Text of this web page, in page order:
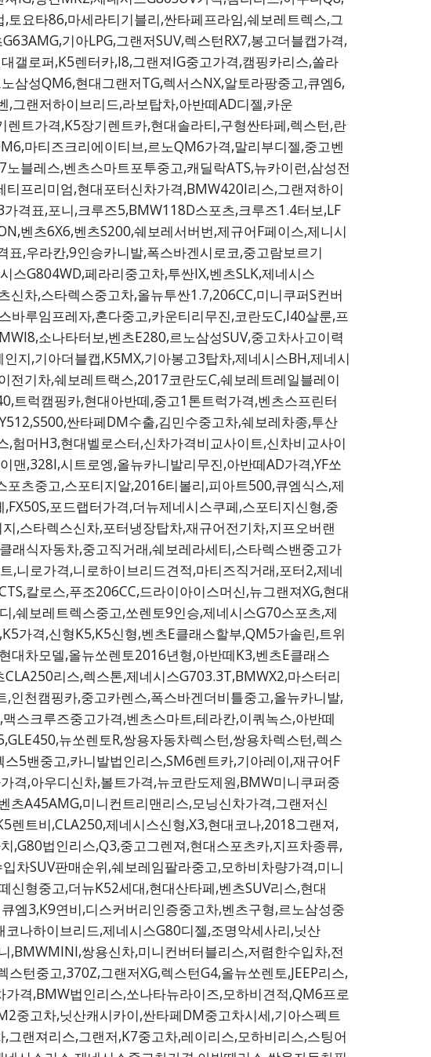
요타86,마세라티기블리,싼타페프라임,쉐보레트렉스,그
기아LPG,그랜저SUV,렉스턴RX7,봉고더블캡가격,
갤로퍼,K5렌터카,I8,그랜져IG중고가격,캠핑카리스,쏠라
삼성QM6,현대그랜저TG,렉서스NX,알토라팡중고,큐엠6,
그랜저하이브리드,라보탑차,아반떼AD디젤,카운
트가격,K5장기렌트카,현대솔라티,구형싼타페,렉스턴,란
마티즈크리에이티브,르노QM6가격,말리부디젤,중고벤
블레스,벤츠스마트포투중고,캐딜락ATS,뉴카이런,삼성전
프리미엄,현대포터신차가격,BMW420I리스,그랜져하이
격표,포니,크루즈5,BMW118D스포츠,크루즈1.4터보,LF
벤츠6X6,벤츠S200,쉐보레서버번,제규어F페이스,제니시
,우라칸,9인승카니발,폭스바겐시로코,중고람보르기
스G804WD,페라리중고차,투싼IX,벤츠SLK,제네시스
차,스타렉스중고차,올뉴투싼1.7,206CC,미니쿠퍼S컨버
루임프레자,혼다중고,카운티리무진,코란도C,I40살룬,프
소나타터보,벤츠E280,르노삼성SUV,중고차사고이력
지,기아더블캡,K5MX,기아봉고3탑차,제네시스BH,제네시
전기차,쉐보레트랙스,2017코란도C,쉐보레트레일블레이
트럭캠핑카,현대아반떼,중고1톤트럭가격,벤츠스프린터
싼타페DM수출,김민수중고차,쉐보레차종,투산
험머H3,현대벨로스터,신차가격비교사이트,신차비교사이
,328I,시트로엥,올뉴카니발리무진,아반떼AD가격,YF쏘
포츠중고,스포티지알,2016티볼리,피아트500,큐엠식스,제
포드랩터가격,더뉴제네시스쿠페,스포티지신형,중
,스타렉스신차,포터냉장탑차,재규어전기차,지프오버랜
래식자동차,중고직거래,쉐보레라세티,스타렉스밴중고가
,니로가격,니로하이브리드견적,마티즈직거래,포터2,제네
칼로스,푸조206CC,드라이아이스머신,뉴그랜져XG,현대
,쉐보레트렉스중고,쏘렌토9인승,제네시스G70스포츠,제
가격,신형K5,K5신형,벤츠E클래스할부,QM5가솔린,트위
대차모델,올뉴쏘렌토2016년형,아반떼K3,벤츠E클래스
리스,렉스톤,제네시스G703.3T,BMWX2,마스터리
천캠핑카,중고카렌스,폭스바겐더비틀중고,올뉴카니발,
스크루즈중고가격,벤츠스마트,테라칸,이쿼녹스,아반떼
뉴쏘렌토R,쌍용자동차렉스턴,쌍용차렉스턴,렉스
5밴중고,카니발법인리스,SM6렌트카,기아레이,재규어F
격,아우디신차,볼트가격,뉴코란도제원,BMW미니쿠퍼중
츠A45AMG,미니컨트리맨리스,모닝신차가격,그랜저신
렌트비,CLA250,제네시스신형,X3,현대코나,2018그랜져,
,G80법인리스,Q3,중고그렌져,현대스포츠카,지프차종류,
차SUV판매순위,쉐보레임팔라중고,모하비차량가격,미니
형중고,더뉴K52세대,현대산타페,벤츠SUV리스,현대
엠3,K9연비,디스커버리인증중고차,벤츠구형,르노삼성중
나하이브리드,제네시스G80디젤,조명악세사리,닛산
,BMWMINI,쌍용신차,미니컨버터블리스,저렴한수입차,전
턴중고,370Z,그랜저XG,렉스턴G4,올뉴쏘렌토,JEEP리스,
격,BMW법인리스,쏘나타뉴라이즈,모하비견적,QM6프로
중고차,닛산캐시카이,싼타페DM중고차시세,기아스펙트
랜져리스,그랜저,K7중고차,레이리스,모하비리스,스팅어